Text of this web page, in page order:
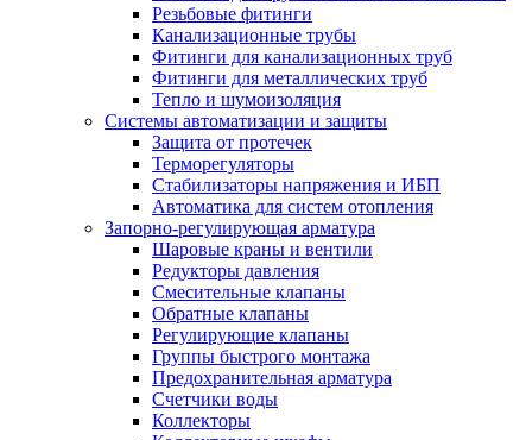
Резьбовые фитинги
Канализационные трубы
Фитинги для канализационных труб
Фитинги для металлических труб
Тепло и шумоизоляция
Системы автоматизации и защиты
Защита от протечек
Терморегуляторы
Стабилизаторы напряжения и ИБП
Автоматика для систем отопления
Запорно-регулирующая арматура
Шаровые краны и вентили
Редукторы давления
Смесительные клапаны
Обратные клапаны
Регулирующие клапаны
Группы быстрого монтажа
Предохранительная арматура
Счетчики воды
Коллекторы